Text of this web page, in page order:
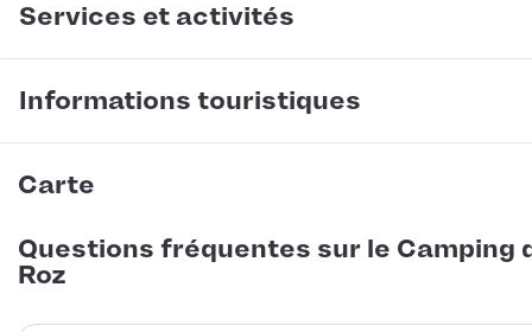
Services et activités
Informations touristiques
Carte
Questions fréquentes sur le Camping
Roz